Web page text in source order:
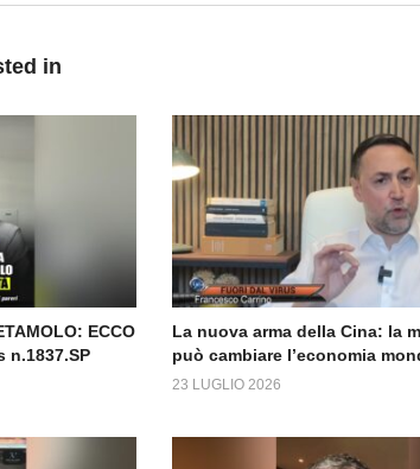
in
ECCO
n.1837.SP
La nuova arma della Cina: la
può cambiare l’economia
23 LUGLIO 2026